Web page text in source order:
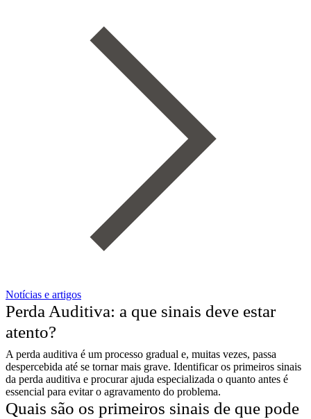
Notícias e artigos
Perda Auditiva: a que sinais deve estar
atento?
A perda auditiva é um processo gradual e, muitas vezes, passa
despercebida até se tornar mais grave. Identificar os primeiros sinais
da perda auditiva e procurar ajuda especializada o quanto antes é
essencial para evitar o agravamento do problema.
Quais são os primeiros sinais de que pode